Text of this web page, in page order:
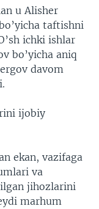
u Alisher
taftishni
ichki ishlar
bo’yicha aniq
davom
ijobiy
ekan, vazifaga
va
jihozlarini
marhum